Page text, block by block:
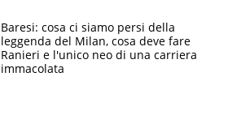
Baresi: cosa ci siamo persi della
leggenda del Milan, cosa deve fare
Ranieri e l'unico neo di una carriera
immacolata